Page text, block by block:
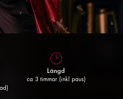
Längd
ca 3 timmar (inkl paus)